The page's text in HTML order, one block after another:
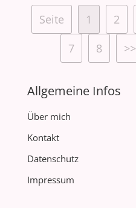
Seite 1 2
7
8 >>
Allgemeine Infos
Über mich
Kontakt
Datenschutz
Impressum